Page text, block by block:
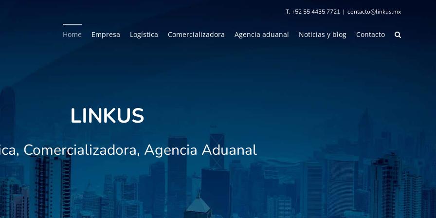
T. +52 55 4435 7721 | contacto@linkus.mx
Home Empresa Logística Comercializadora Agencia aduanal Noticias y blog Contacto
LINKUS
Comercializadora, Agencia Aduanal